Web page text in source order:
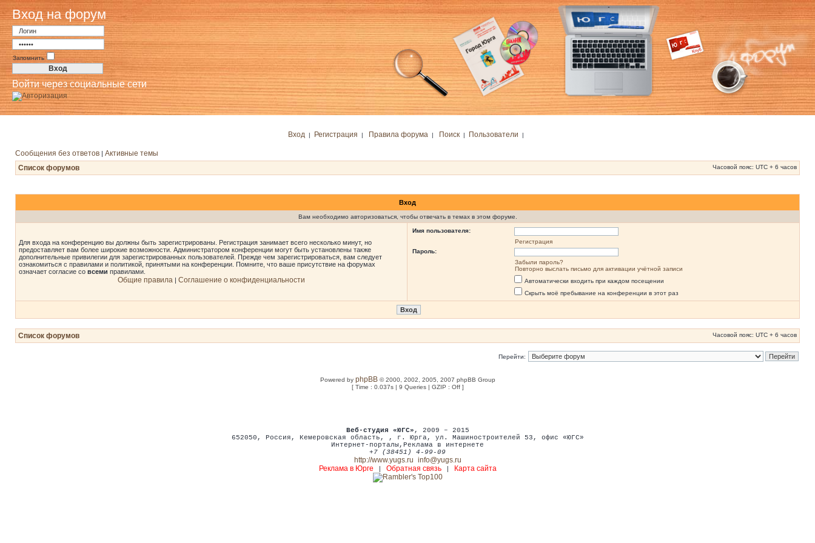
Вход на форум
Запомнить
Войти через социальные сети
Вход | Регистрация | Правила форума | Поиск| Пользователи |
Сообщения без ответов | Активные темы
Список форумов
Часовой пояс: UTC + 6 часов
Вход
Вам необходимо авторизоваться, чтобы отвечать в темах в этом форуме.
Для входа на конференцию вы должны быть зарегистрированы. Регистрация занимает всего несколько минут, но
предоставляет вам более широкие возможности. Администратором конференции могут быть установлены также
дополнительные привилегии для зарегистрированных пользователей. Прежде чем зарегистрироваться, вам следует
ознакомиться с правилами и политикой, принятыми на конференции. Помните, что ваше присутствие на форумах
означает согласие со всеми правилами.
Общие правила | Соглашение о конфиденциальности
Имя пользователя:
Регистрация
Пароль:
Забыли пароль?
Повторно выслать письмо для активации учётной записи
Автоматически входить при каждом посещении
Скрыть моё пребывание на конференции в этот раз
Список форумов Часовой пояс: UTC + 6 часов
Перейти:
Powered by phpBB© 2000, 2002, 2005, 2007 phpBB Group
[ Time : 0.037s | 9 Queries | GZIP : Off ]
Веб-студия «ЮГС» , 2009 – 2015
652050 , Россия , Кемеровская область, , г. Юрга, ул. Машиностроителей 53 , офис «ЮГС»
Интернет-порталы , Реклама в интернете
+7 (38451) 4-99-09
http://www.yugs.ru info@yugs.ru
Реклама в Юрге
Обратная связь| Карта сайта